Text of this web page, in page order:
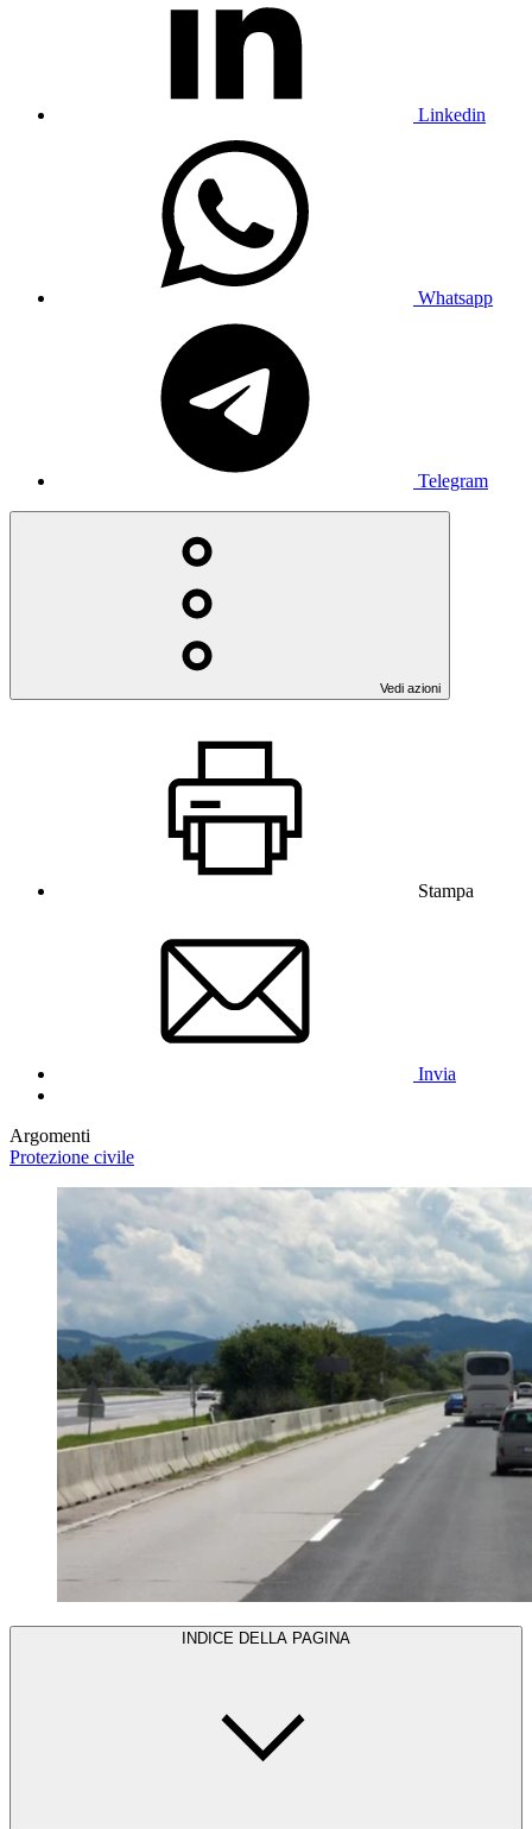
Linkedin
Whatsapp
Telegram
Vedi azioni
Stampa
Invia
Argomenti
Protezione civile
INDICE DELLA PAGINA